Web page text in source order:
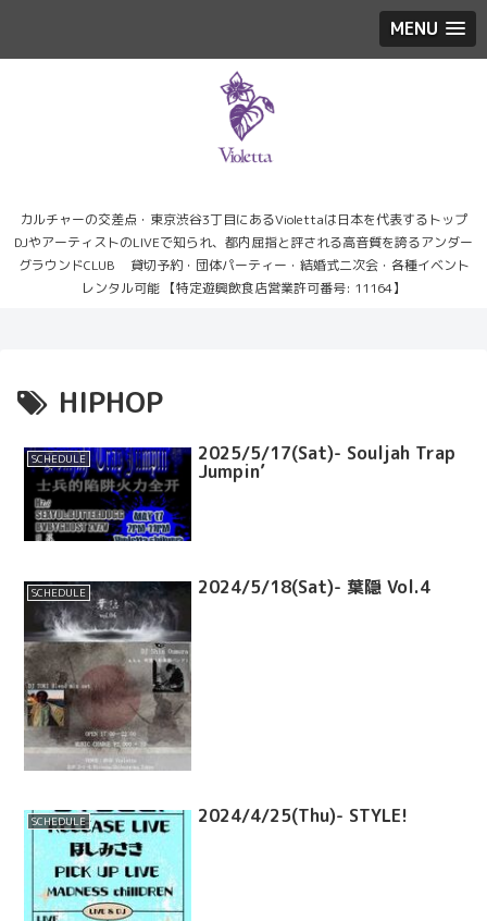
MENU
カルチャーの交差点・東京渋谷3丁目にあるViolettaは日本を代表するトップ
DJやアーティストのLIVEで知られ、都内屈指と評される高音質を誇るアンダー
グラウンドCLUB 貸切予約・団体パーティー・結婚式二次会・各種イベント
レンタル可能 【特定遊興飲食店営業許可番号: 11164】
HIPHOP
SCHEDULE 2025/5/17(Sat)- Souljah Trap
Jumpin’
SCHEDULE 2024/5/18(Sat)- 葉隠 Vol.4
SCHEDULE 2024/4/25(Thu)- STYLE!